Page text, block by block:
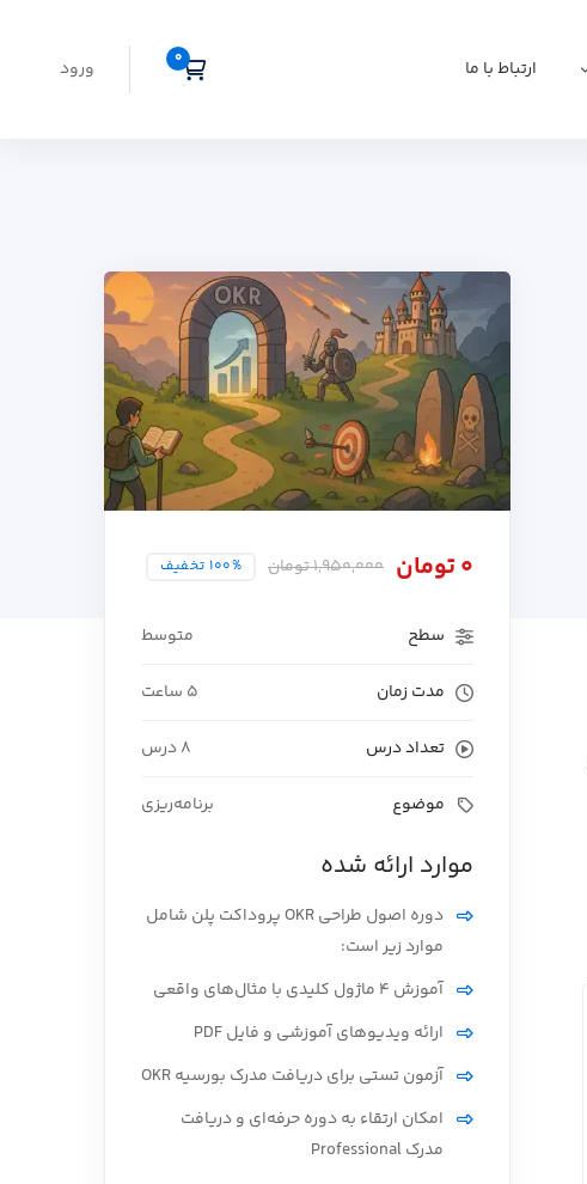
ارتباط با ما ورود
0تومان 1,950,000تومان 100% تخفیف
سطح متوسط
مدت زمان 5 ساعت
تعداد درس 8 درس
موضوع برنامه‌ریزی
موارد ارائه شده
دوره اصول طراحی OKR پروداکت پلن شامل
موارد زیر است:
آموزش ۴ ماژول کلیدی با مثال‌های واقعی
ارائه ویدیوهای آموزشی و فایل PDF
آزمون تستی برای دریافت مدرک بورسیه OKR
امکان ارتقاء به دوره حرفه‌ای و دریافت
مدرک Professional